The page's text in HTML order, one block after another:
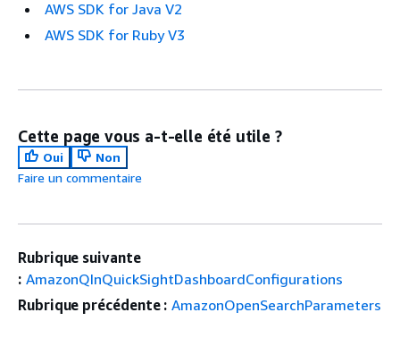
AWS SDK for Java V2
AWS SDK for Ruby V3
Cette page vous a-t-elle été utile ?
Oui
Non
Faire un commentaire
Rubrique suivante
: AmazonQInQuickSightDashboardConfigurations
Rubrique précédente : AmazonOpenSearchParameters